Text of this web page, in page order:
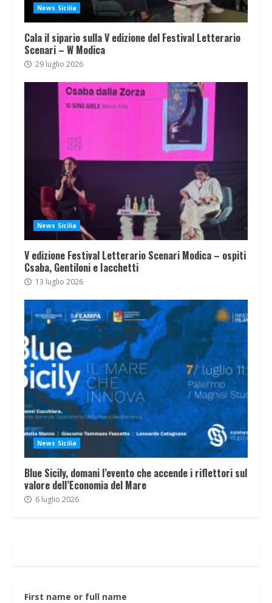
News Sicilia
Cala il sipario sulla V edizione del Festival Letterario
Scenari – W Modica
29 luglio 2026
News Sicilia
V edizione Festival Letterario Scenari Modica – ospiti
Csaba, Gentiloni e Iacchetti
13 luglio 2026
News Sicilia
Blue Sicily, domani l’evento che accende i riflettori sul
valore dell’Economia del Mare
6 luglio 2026
First name or full name